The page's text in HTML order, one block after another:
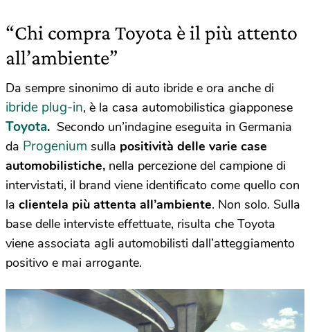
“Chi compra Toyota è il più attento
all’ambiente”
Da sempre sinonimo di auto ibride e ora anche di
ibride plug-in, è la casa automobilistica giapponese
Toyota. Secondo un’indagine eseguita in Germania
da Progenium sulla positività delle varie case
automobilistiche, nella percezione del campione di
intervistati, il brand viene identificato come quello con
la clientela più attenta all’ambiente. Non solo. Sulla
base delle interviste effettuate, risulta che Toyota
viene associata agli automobilisti dall’atteggiamento
positivo e mai arrogante.